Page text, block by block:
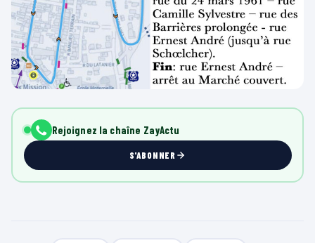
Rejoignez la chaîne ZayActu
S'ABONNER